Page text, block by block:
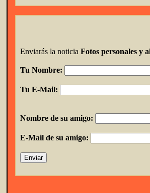
Enviarás la noticia Fotos personales y
Tu Nombre:
Tu E-Mail:
Nombre de su amigo:
E-Mail de su amigo: